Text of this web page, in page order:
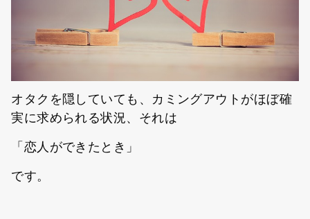
オタクを隠していても、カミングアウトがほぼ確
実に求められる状況、それは
「恋人ができたとき」
です。